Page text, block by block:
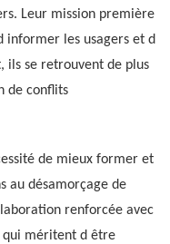
Leur mission première
les usagers et d
ils se retrouvent de plus
de conflits
de mieux former et
au désamorçage de
renforcée avec
qui méritent d être